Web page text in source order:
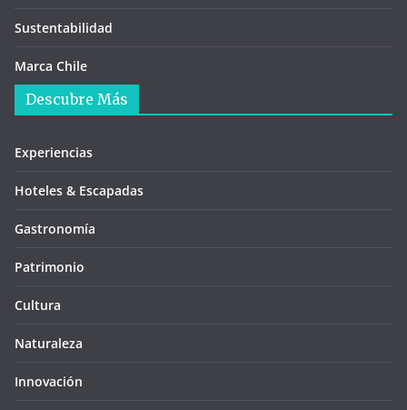
Sustentabilidad
Marca Chile
Descubre Más
Experiencias
Hoteles & Escapadas
Gastronomía
Patrimonio
Cultura
Naturaleza
Innovación